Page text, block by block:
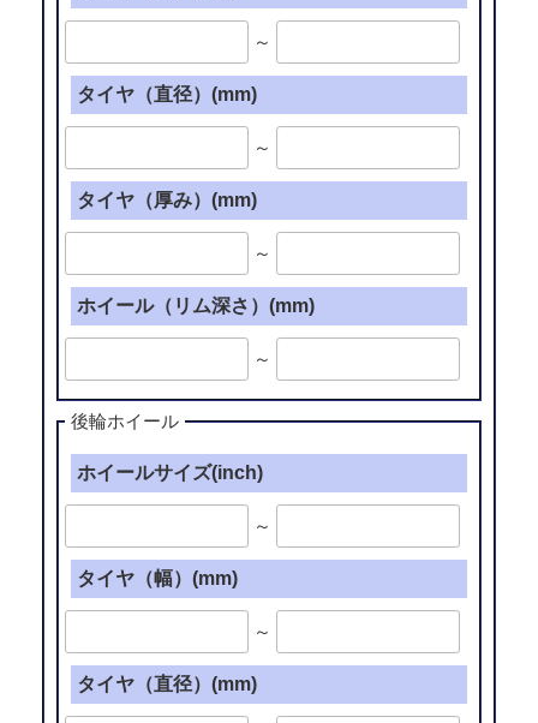
～
タイヤ（直径）(mm)
～
タイヤ（厚み）(mm)
～
ホイール（リム深さ）(mm)
～
後輪ホイール
ホイールサイズ(inch)
～
タイヤ（幅）(mm)
～
タイヤ（直径）(mm)